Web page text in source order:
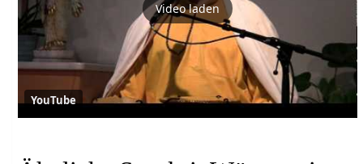
Video laden
YouTube